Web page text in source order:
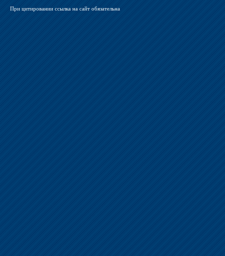
При цитировании ссылка на сайт обязательна